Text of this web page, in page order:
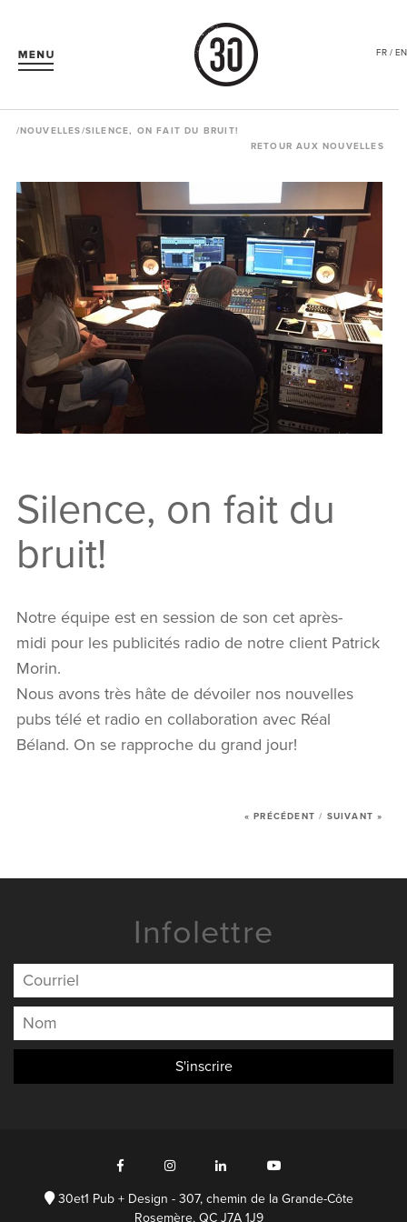
FR / EN
L’AGENCE
SERVICES
RÉALISATIONS
MANIFESTO
/NOUVELLES/SILENCE, ON FAIT DU BRUIT!
RETOUR AUX NOUVELLES
Silence, on fait du
bruit!
Notre équipe est en session de son cet après-
midi pour les publicités radio de notre client Patrick
Morin.
Nous avons très hâte de dévoiler nos nouvelles
pubs télé et radio en collaboration avec Réal
Béland. On se rapproche du grand jour!
« PRÉCÉDENT / SUIVANT »
Infolettre
30et1 Pub + Design - 307, chemin de la Grande-Côte
Rosemère, QC J7A 1J9